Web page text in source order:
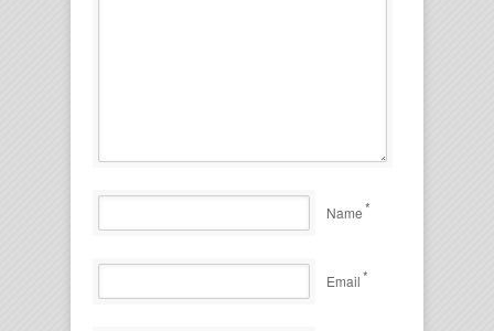
Name*
Email*